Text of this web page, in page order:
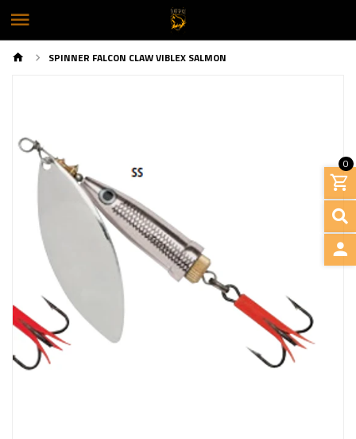
0
SPINNER FALCON CLAW VIBLEX SALMON
Previous Next